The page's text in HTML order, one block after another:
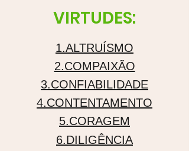
VIRTUDES:
1.ALTRUÍSMO
2.COMPAIXÃO
3.CONFIABILIDADE
4.CONTENTAMENTO
5.CORAGEM
6.DILIGÊNCIA